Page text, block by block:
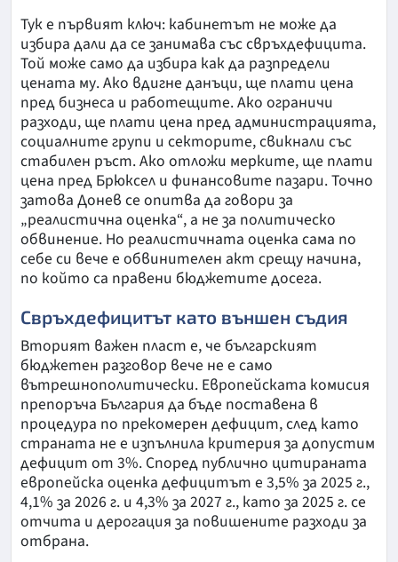
Тук е първият ключ: кабинетът не може да
избира дали да се занимава със свръхдефицита.
Той може само да избира как да разпредели
цената му. Ако вдигне данъци, ще плати цена
пред бизнеса и работещите. Ако ограничи
разходи, ще плати цена пред администрацията,
социалните групи и секторите, свикнали със
стабилен ръст. Ако отложи мерките, ще плати
цена пред Брюксел и финансовите пазари. Точно
затова Донев се опитва да говори за
„реалистична оценка“, а не за политическо
обвинение. Но реалистичната оценка сама по
себе си вече е обвинителен акт срещу начина,
по който са правени бюджетите досега.
Свръхдефицитът като външен съдия
Вторият важен пласт е, че българският
бюджетен разговор вече не е само
вътрешнополитически. Европейската комисия
препоръча България да бъде поставена в
процедура по прекомерен дефицит, след като
страната не е изпълнила критерия за допустим
дефицит от 3%. Според публично цитираната
европейска оценка дефицитът е 3,5% за 2025 г.,
4,1% за 2026 г. и 4,3% за 2027 г., като за 2025 г. се
отчита и дерогация за повишените разходи за
отбрана.